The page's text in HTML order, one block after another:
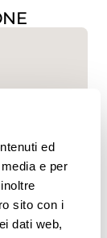
ed
e per
sito con i
dati web,